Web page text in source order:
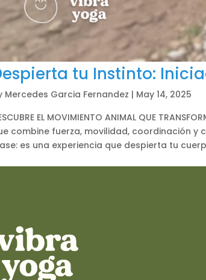
tu Instinto:
Mercedes Garcia Fernandez | May 14, 2025
EL MOVIMIENTO ANIMAL QUE
combine fuerza, movilidad, coordinación y
es una experiencia que despierta tu